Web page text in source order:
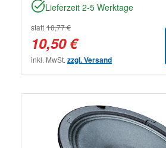
Lieferzeit 2-5 Werktage
statt 10,77 €
10,50 €
inkl. MwSt. zzgl. Versand